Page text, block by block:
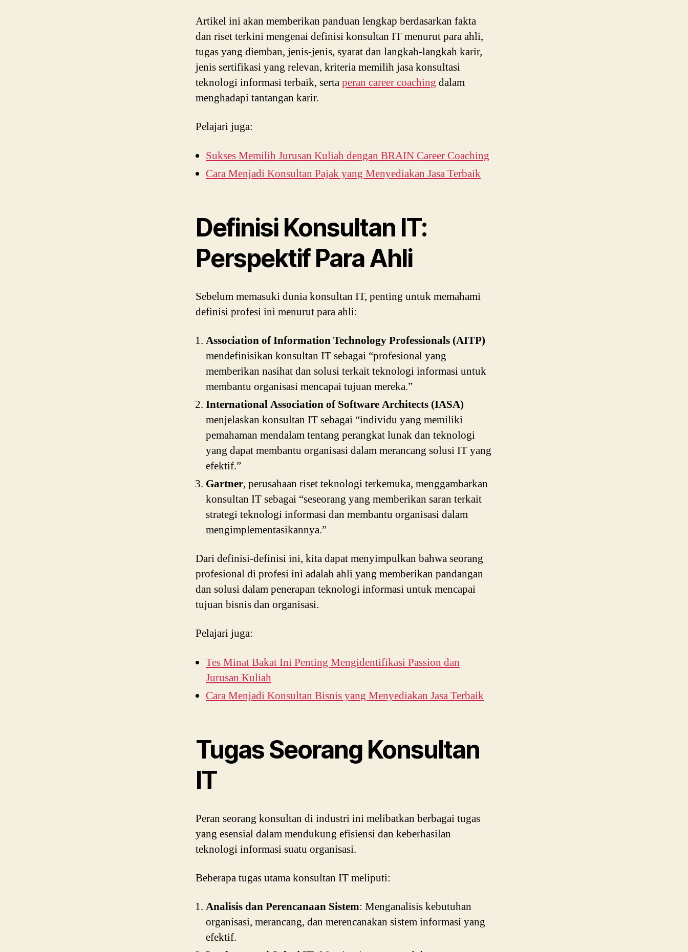
Artikel ini akan memberikan panduan lengkap berdasarkan fakta
dan riset terkini mengenai definisi konsultan IT menurut para ahli,
tugas yang diemban, jenis-jenis, syarat dan langkah-langkah karir,
jenis sertifikasi yang relevan, kriteria memilih jasa konsultasi
teknologi informasi terbaik, sertaperan career coaching dalam
menghadapi tantangan karir.
Pelajari juga:
Sukses Memilih Jurusan Kuliah dengan BRAIN Career Coaching
Cara Menjadi Konsultan Pajak yang Menyediakan Jasa Terbaik
Definisi Konsultan IT:
Perspektif Para Ahli
Sebelum memasuki dunia konsultan IT, penting untuk memahami
definisi profesi ini menurut para ahli:
Association of Information Technology Professionals (AITP)
mendefinisikan konsultan IT sebagai “profesional yang
memberikan nasihat dan solusi terkait teknologi informasi untuk
membantu organisasi mencapai tujuan mereka.”
International Association of Software Architects (IASA)
menjelaskan konsultan IT sebagai “individu yang memiliki
pemahaman mendalam tentang perangkat lunak dan teknologi
yang dapat membantu organisasi dalam merancang solusi IT yang
efektif.”
Gartner, perusahaan riset teknologi terkemuka, menggambarkan
konsultan IT sebagai “seseorang yang memberikan saran terkait
strategi teknologi informasi dan membantu organisasi dalam
mengimplementasikannya.”
Dari definisi-definisi ini, kita dapat menyimpulkan bahwa seorang
profesional di profesi ini adalah ahli yang memberikan pandangan
dan solusi dalam penerapan teknologi informasi untuk mencapai
tujuan bisnis dan organisasi.
Pelajari juga:
Tes Minat Bakat Ini Penting Mengidentifikasi Passion dan
Jurusan Kuliah
Cara Menjadi Konsultan Bisnis yang Menyediakan Jasa Terbaik
Tugas Seorang Konsultan
IT
Peran seorang konsultan di industri ini melibatkan berbagai tugas
yang esensial dalam mendukung efisiensi dan keberhasilan
teknologi informasi suatu organisasi.
Beberapa tugas utama konsultan IT meliputi:
Analisis dan Perencanaan Sistem: Menganalisis kebutuhan
organisasi, merancang, dan merencanakan sistem informasi yang
efektif.